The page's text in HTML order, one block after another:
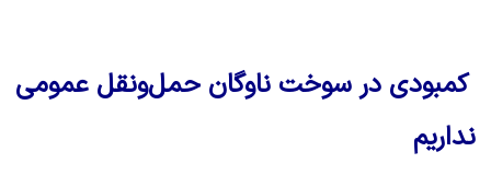
کمبودی در سوخت ناوگان حمل‌ونقل عمومی
نداریم